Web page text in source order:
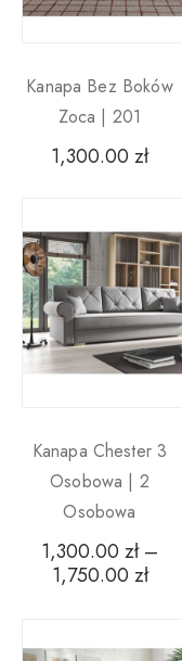
Kanapa Bez Boków
Zoca | 201
1,300.00 zł
Kanapa Chester 3
Osobowa | 2
Osobowa
1,300.00 zł–
1,750.00 zł